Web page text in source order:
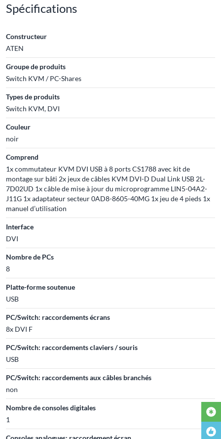
Spécifications
Constructeur
ATEN
Groupe de produits
Switch KVM / PC-Shares
Types de produits
Switch KVM, DVI
Couleur
noir
Comprend
1x commutateur KVM DVI USB à 8 ports CS1788 avec kit de
montage sur bâti 2x jeux de câbles KVM DVI-D Dual Link USB 2L-
7D02UD 1x câble de mise à jour du microprogramme LIN5-04A2-
J11G 1x adaptateur secteur 0AD8-8605-40MG 1x jeu de 4 pieds 1x
manuel d’utilisation
Interface
DVI
Nombre de PCs
8
Platte-forme soutenue
USB
PC/Switch: raccordements écrans
8x DVI F
PC/Switch: raccordements claviers / souris
USB
PC/Switch: raccordements aux câbles branchés
non
Nombre de consoles digitales
1